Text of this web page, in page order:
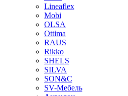
Lineaflex
Mobi
OLSA
Ottima
RAUS
Rikko
SHELS
SILVA
SON&C
SV-Мебель